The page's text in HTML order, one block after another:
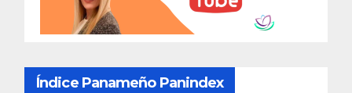
Índice Panameño Panindex